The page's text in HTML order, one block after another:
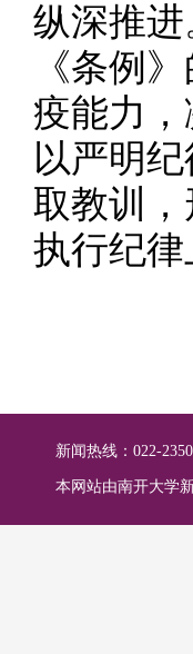
纵深推
《条例
疫能力
以严明
取教训
执行纪
新闻热线：022-
本网站由南开大学